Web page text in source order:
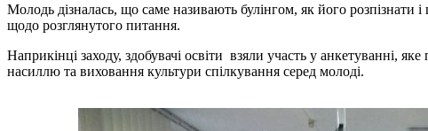
Молодь дізналась, що саме називають булінгом, як його розпізнати
щодо розглянутого питання.
Наприкінці заходу, здобувачі освіти взяли участь у анкетуванні,
насиллю та виховання культури спілкування серед молоді.